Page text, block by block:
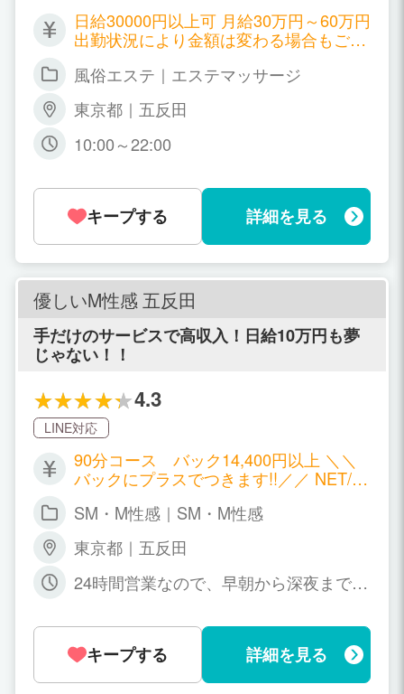
日給30000円以上可 月給30万円～60万円
出勤状況により金額は変わる場合もござ
さい。
風俗エステ｜エステマッサージ
東京都｜五反田
10:00～22:00
キープする 詳細を見る
優しいM性感 五反田
手だけのサービスで高収入！日給10万円も夢
じゃない！！
4.3
LINE対応
90分コース バック14,400円以上 ＼＼
バックにプラスでつきます!!／／ NET/本
1,000円〜5,000円 写メ日記ボーナス＋1,
000円 各オプション＋2,000円〜3,000円
SM・M性感｜SM・M性感
東京都｜五反田
24時間営業なので、早朝から深夜までお
キープする 詳細を見る